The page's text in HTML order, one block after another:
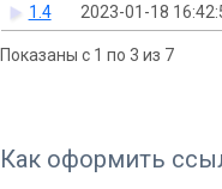
1.4
2023-01-18
Показаны с 1 по 3 из 7
Как оформить